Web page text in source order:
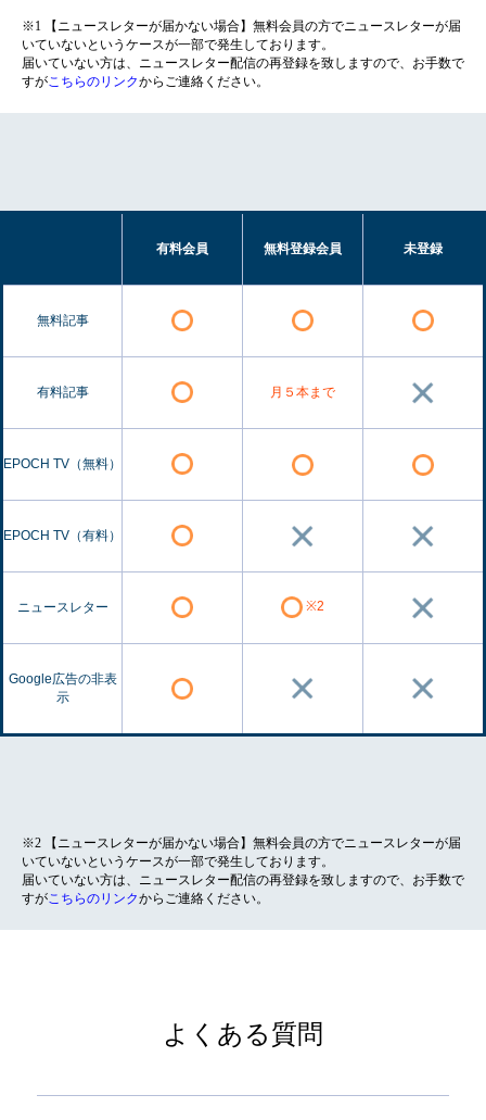
※1 【ニュースレターが届かない場合】無料会員の方でニュースレターが届
いていないというケースが一部で発生しております。
届いていない方は、ニュースレター配信の再登録を致しますので、お手数で
すがこちらのリンクからご連絡ください。
有料会員 無料登録会員 未登録
無料記事
有料記事 月５本まで
EPOCH TV（無料）
EPOCH TV（有料）
ニュースレター ※2
Google広告の非表
示
※2 【ニュースレターが届かない場合】無料会員の方でニュースレターが届
いていないというケースが一部で発生しております。
届いていない方は、ニュースレター配信の再登録を致しますので、お手数で
すがこちらのリンクからご連絡ください。
よくある質問